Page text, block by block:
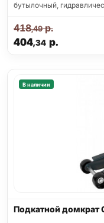
бутылочный,
404,34р.
418,49р.
В наличии
Подкатной домкрат